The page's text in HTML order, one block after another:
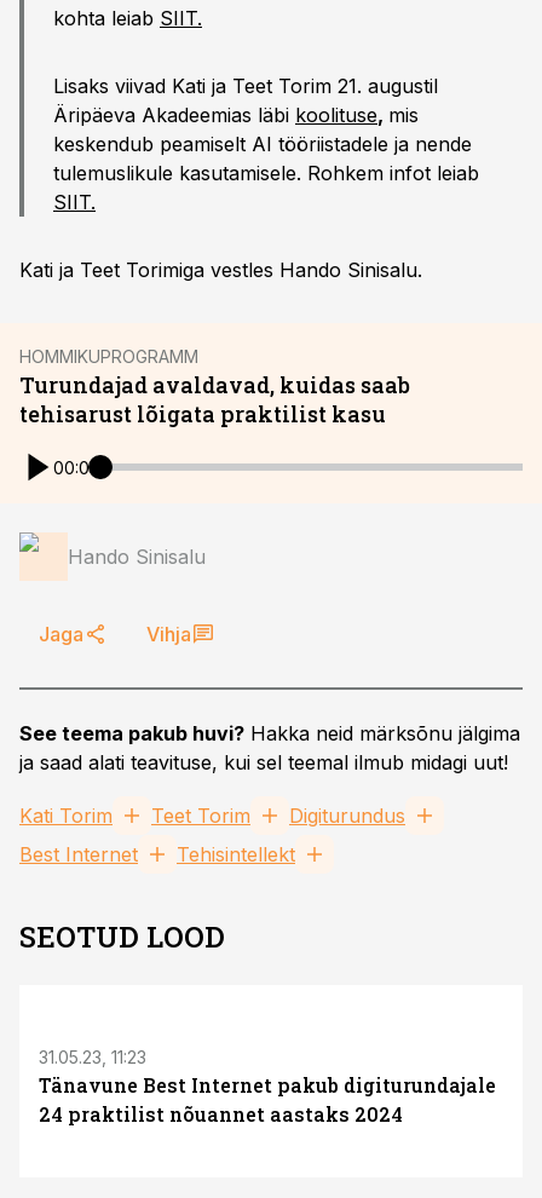
kohta leiab SIIT.
Lisaks viivad Kati ja Teet Torim 21. augustil
Äripäeva Akadeemias läbi koolituse, mis
keskendub peamiselt AI tööriistadele ja nende
tulemuslikule kasutamisele. Rohkem infot leiab
SIIT.
Kati ja Teet Torimiga vestles Hando Sinisalu.
HOMMIKUPROGRAMM
Turundajad avaldavad, kuidas saab
tehisarust lõigata praktilist kasu
00:00
Hando Sinisalu
Jaga Vihja
See teema pakub huvi? Hakka neid märksõnu jälgima
ja saad alati teavituse, kui sel teemal ilmub midagi uut!
Kati Torim Teet Torim
Digiturundus
Best Internet
Tehisintellekt
SEOTUD LOOD
31.05.23, 11:23
Tänavune Best Internet pakub digiturundajale
24 praktilist nõuannet aastaks 2024